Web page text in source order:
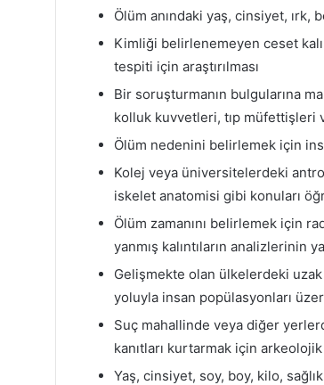
Ölüm anındaki yaş, cinsiyet, ırk,
Kimliği belirlenemeyen ceset
tespiti için araştırılması
Bir soruşturmanın bulgularına
kolluk kuvvetleri, tıp müfettişleri
Ölüm nedenini belirlemek için
Kolej veya üniversitelerdeki
iskelet anatomisi gibi konuları
Ölüm zamanını belirlemek için
yanmış kalıntıların analizlerinin
Gelişmekte olan ülkelerdeki uzak
yoluyla insan popülasyonları
Suç mahallinde veya diğer
kanıtları kurtarmak için
Yaş, cinsiyet, soy, boy, kilo,